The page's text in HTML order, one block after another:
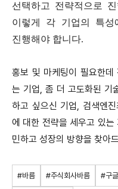
선택하고 전략적으로
이렇게 각 기업의 특성
진행해야 합니다.
홍보 및 마케팅이 필요한데
는 기업, 좀 더 고도화된 기
하고 싶으신 기업, 검색엔
에 대한 전략을 세우고 있
민하고 성장의 방향을 찾아
#바름 #주식회사바름 #구